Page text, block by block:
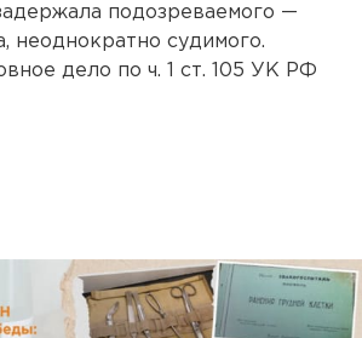
подозреваемого —
неоднократно судимого.
дело по ч. 1 ст. 105 УК РФ